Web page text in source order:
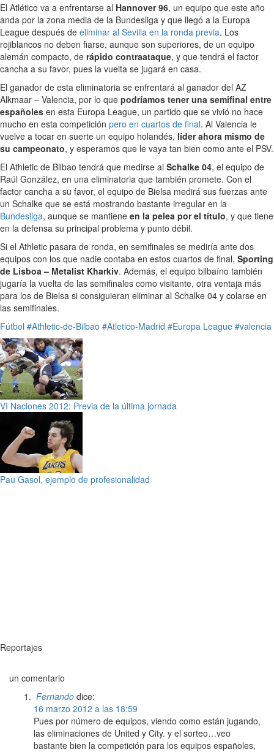
El Atlético va a enfrentarse al Hannover 96, un equipo que este año
anda por la zona media de la Bundesliga y que llegó a la Europa
League después de eliminar al Sevilla en la ronda previa. Los
rojiblancos no deben fiarse, aunque son superiores, de un equipo
alemán compacto, de rápido contraataque, y que tendrá el factor
cancha a su favor, pues la vuelta se jugará en casa.
El ganador de esta eliminatoria se enfrentará al ganador del AZ
Alkmaar – Valencia, por lo que podríamos tener una semifinal entre
españoles en esta Europa League, un partido que se vivió no hace
mucho en esta competición pero en cuartos de final. Al Valencia le
vuelve a tocar en suerte un equipo holandés, líder ahora mismo de
su campeonato, y esperamos que le vaya tan bien como ante el PSV.
El Athletic de Bilbao tendrá que medirse al Schalke 04, el equipo de
Raúl González, en una eliminatoria que también promete. Con el
factor cancha a su favor, el equipo de Bielsa medirá sus fuerzas ante
un Schalke que se está mostrando bastante irregular en la
Bundesliga, aunque se mantiene en la pelea por el título, y que tiene
en la defensa su principal problema y punto débil.
Si el Athletic pasara de ronda, en semifinales se mediría ante dos
equipos con los que nadie contaba en estos cuartos de final, Sporting
de Lisboa – Metalist Kharkiv. Además, el equipo bilbaíno también
jugaría la vuelta de las semifinales como visitante, otra ventaja más
para los de Bielsa si consiguieran eliminar al Schalke 04 y colarse en
las semifinales.
Fútbol #Athletic-de-Bilbao #Atletico-Madrid #Europa League #valencia
VI Naciones 2012: Previa de la última jornada
Pau Gasol, ejemplo de profesionalidad
Reportajes
un comentario
Fernando dice:
16 marzo 2012 a las 18:59
Pues por número de equipos, viendo como están jugando,
las eliminaciones de United y City. y el sorteo…veo
bastante bien la competición para los equipos españoles,